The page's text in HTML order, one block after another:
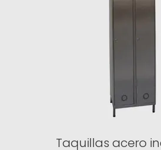
Taquillas acero